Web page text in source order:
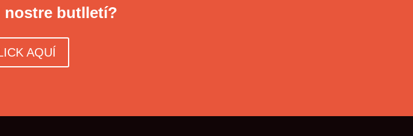
nostre butlletí?
AQUÍ